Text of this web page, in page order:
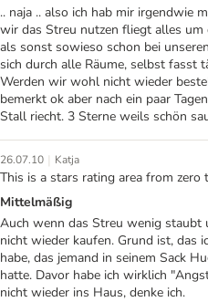
.. naja .. also ich hab mir irgendwie
wir das Streu nutzen fliegt alles
als sonst sowieso schon bei
sich durch alle Räume, selbst fasst
Werden wir wohl nicht wieder
bemerkt ok aber nach ein paar
Stall riecht. 3 Sterne weils schön
26.07.10 | Katja
This is a stars rating area from zero
Mittelmäßig
Auch wenn das Streu wenig staubt
nicht wieder kaufen. Grund ist, das
habe, das jemand in seinem Sack
hatte. Davor habe ich wirklich
nicht wieder ins Haus, denke ich.